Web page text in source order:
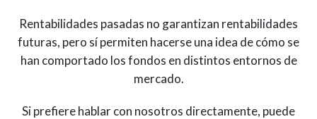
Rentabilidades pasadas no garantizan rentabilidades
futuras, pero sí permiten hacerse una idea de cómo se
han comportado los fondos en distintos entornos de
mercado.
Si prefiere hablar con nosotros directamente, puede